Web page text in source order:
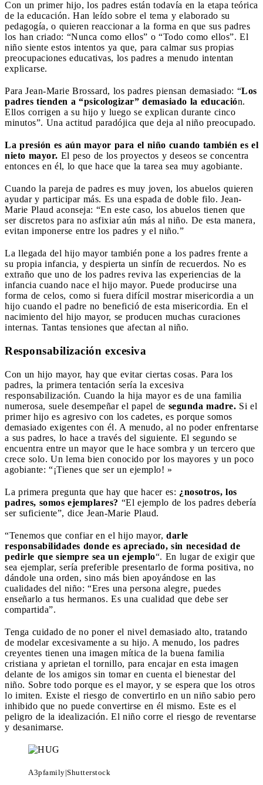
Con un primer hijo, los padres están todavía en la etapa teórica
de la educación. Han leído sobre el tema y elaborado su
pedagogía, o quieren reaccionar a la forma en que sus padres
los han criado: “Nunca como ellos” o “Todo como ellos”. El
niño siente estos intentos ya que, para calmar sus propias
preocupaciones educativas, los padres a menudo intentan
explicarse.
Para Jean-Marie Brossard, los padres piensan demasiado: “Los
padres tienden a “psicologizar” demasiado la educación.
Ellos corrigen a su hijo y luego se explican durante cinco
minutos”. Una actitud paradójica que deja al niño preocupado.
La presión es aún mayor para el niño cuando también es el
nieto mayor. El peso de los proyectos y deseos se concentra
entonces en él, lo que hace que la tarea sea muy agobiante.
Cuando la pareja de padres es muy joven, los abuelos quieren
ayudar y participar más. Es una espada de doble filo. Jean-
Marie Plaud aconseja: “En este caso, los abuelos tienen que
ser discretos para no asfixiar aún más al niño. De esta manera,
evitan imponerse entre los padres y el niño.”
La llegada del hijo mayor también pone a los padres frente a
su propia infancia, y despierta un sinfín de recuerdos. No es
extraño que uno de los padres reviva las experiencias de la
infancia cuando nace el hijo mayor. Puede producirse una
forma de celos, como si fuera difícil mostrar misericordia a un
hijo cuando el padre no benefició de esta misericordia. En el
nacimiento del hijo mayor, se producen muchas curaciones
internas. Tantas tensiones que afectan al niño.
Responsabilización excesiva
Con un hijo mayor, hay que evitar ciertas cosas. Para los
padres, la primera tentación sería la excesiva
responsabilización. Cuando la hija mayor es de una familia
numerosa, suele desempeñar el papel de segunda madre. Si el
primer hijo es agresivo con los cadetes, es porque somos
demasiado exigentes con él. A menudo, al no poder enfrentarse
a sus padres, lo hace a través del siguiente. El segundo se
encuentra entre un mayor que le hace sombra y un tercero que
crece solo. Un lema bien conocido por los mayores y un poco
agobiante: “¡Tienes que ser un ejemplo! »
La primera pregunta que hay que hacer es: ¿nosotros, los
padres, somos ejemplares? “El ejemplo de los padres debería
ser suficiente”, dice Jean-Marie Plaud.
“Tenemos que confiar en el hijo mayor, darle
responsabilidades donde es apreciado, sin necesidad de
pedirle que siempre sea un ejemplo“. En lugar de exigir que
sea ejemplar, sería preferible presentarlo de forma positiva, no
dándole una orden, sino más bien apoyándose en las
cualidades del niño: “Eres una persona alegre, puedes
enseñarlo a tus hermanos. Es una cualidad que debe ser
compartida”.
Tenga cuidado de no poner el nivel demasiado alto, tratando
de modelar excesivamente a su hijo. A menudo, los padres
creyentes tienen una imagen mítica de la buena familia
cristiana y aprietan el tornillo, para encajar en esta imagen
delante de los amigos sin tomar en cuenta el bienestar del
niño. Sobre todo porque es el mayor, y se espera que los otros
lo imiten. Existe el riesgo de convertirlo en un niño sabio pero
inhibido que no puede convertirse en él mismo. Este es el
peligro de la idealización. El niño corre el riesgo de reventarse
y desanimarse.
A3pfamily|Shutterstock